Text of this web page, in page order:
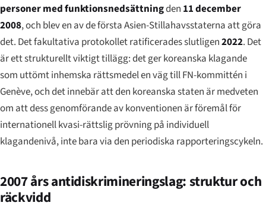
personer med funktionsnedsättningden 11 december
2008, och blev en av de första Asien-Stillahavs­staterna att göra
det. Det fakultativa protokollet ratificerades slutligen2022. Det
är ett strukturellt viktigt tillägg: det ger koreanska klagande
som uttömt inhemska rättsmedel en väg till FN-kommittén i
Genève, och det innebär att den koreanska staten är medveten
om att dess genomförande av konventionen är föremål för
internationell kvasi-rättslig prövning på individuell
klagandenivå, inte bara via den periodiska rapporteringscykeln.
2007 års antidiskrimineringslag: struktur och
räckvidd